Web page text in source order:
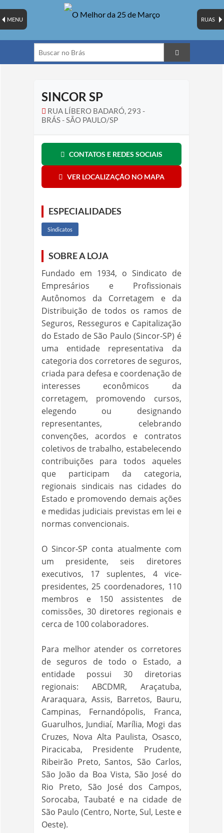
RUAS
MENU
SINCOR SP
RUA LÍBERO BADARÓ, 293 -
BRÁS - SÃO PAULO/SP
CONTATOS E REDES SOCIAIS
VER LOCALIZAÇÃO NO MAPA
ESPECIALIDADES
Sindicatos
SOBRE A LOJA
Fundado em 1934, o Sindicato de
Empresários e Profissionais
Autônomos da Corretagem e da
Distribuição de todos os ramos de
Seguros, Resseguros e Capitalização
do Estado de São Paulo (Sincor-SP) é
uma entidade representativa da
categoria dos corretores de seguros,
criada para defesa e coordenação de
interesses econômicos da
corretagem, promovendo cursos,
elegendo ou designando
representantes, celebrando
convenções, acordos e contratos
coletivos de trabalho, estabelecendo
contribuições para todos aqueles
que participam da categoria,
regionais sindicais nas cidades do
Estado e promovendo demais ações
e medidas judiciais previstas em lei e
normas convencionais.
O Sincor-SP conta atualmente com
um presidente, seis diretores
executivos, 17 suplentes, 4 vice-
presidentes, 25 coordenadores, 110
membros e 150 assistentes de
comissões, 30 diretores regionais e
cerca de 100 colaboradores.
Para melhor atender os corretores
de seguros de todo o Estado, a
entidade possui 30 diretorias
regionais: ABCDMR, Araçatuba,
Araraquara, Assis, Barretos, Bauru,
Campinas, Fernandópolis, Franca,
Guarulhos, Jundiaí, Marília, Mogi das
Cruzes, Nova Alta Paulista, Osasco,
Piracicaba, Presidente Prudente,
Ribeirão Preto, Santos, São Carlos,
São João da Boa Vista, São José do
Rio Preto, São José dos Campos,
Sorocaba, Taubaté e na cidade de
São Paulo (Centro, Norte, Sul, Leste e
Oeste).